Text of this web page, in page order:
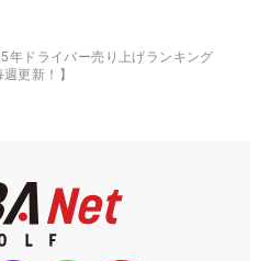
年ドライバー売り上げランキング
週更新！】